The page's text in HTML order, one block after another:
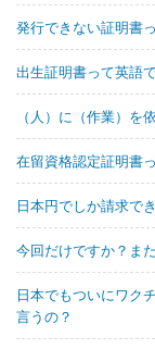
発行できない証明書
出生証明書って英語
（人）に（作業）を
在留資格認定証明書
日本円でしか請求で
今回だけですか？ま
日本でもついにワク
言うの？